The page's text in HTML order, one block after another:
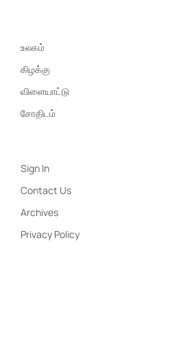
உலகம்
கிழக்கு
விளையாட்டு
சோதிடம்
Sign In
Contact Us
Archives
Privacy Policy